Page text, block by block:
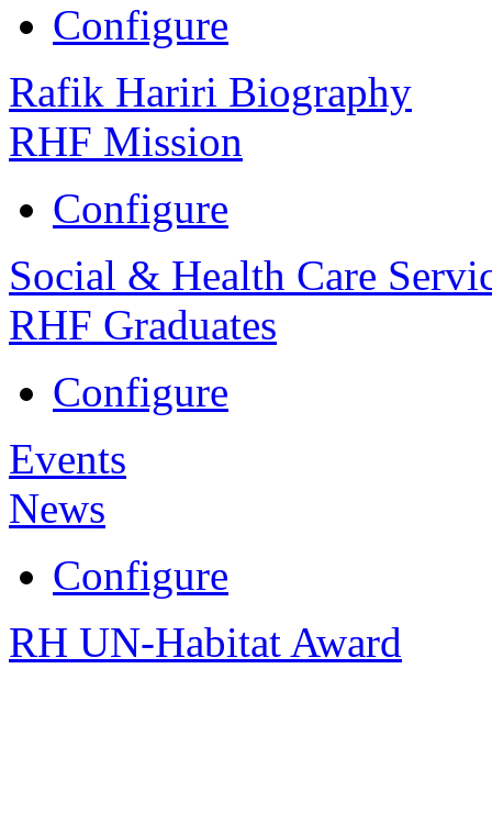
Configure
Rafik Hariri Biography
RHF Mission
Configure
Social & Health Care
RHF Graduates
Configure
Events
News
Configure
RH UN-Habitat Award